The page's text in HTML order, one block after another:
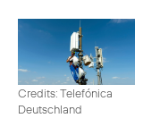
Credits: Telefónica
Deutschland